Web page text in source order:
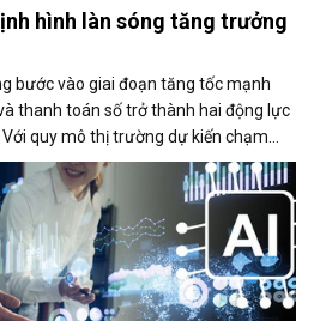
hình làn sóng tăng trưởng
bước vào giai đoạn tăng tốc mạnh
thanh toán số trở thành hai động lực
quy mô thị trường dự kiến chạm
Việt Nam đang nổi lên như một
Nam Á về mức độ sẵn sàng công
hấp thụ các mô hình kinh doanh